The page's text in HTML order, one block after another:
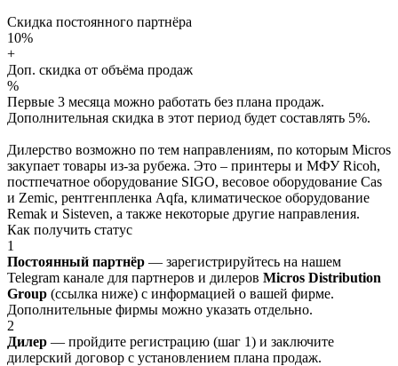
Скидка постоянного партнёра
10%
+
Доп. скидка от объёма продаж
%
Первые 3 месяца можно работать без плана продаж.
Дополнительная скидка в этот период будет составлять 5%.
Дилерство возможно по тем направлениям, по которым Micros
закупает товары из-за рубежа. Это – принтеры и МФУ Ricoh,
постпечатное оборудование SIGO, весовое оборудование Cas
и Zemic, рентгенпленка Aqfa, климатическое оборудование
Remak и Sisteven, а также некоторые другие направления.
Как получить статус
1
Постоянный партнёр — зарегистрируйтесь на нашем
Telegram канале для партнеров и дилеров Micros Distribution
Group (ссылка ниже) с информацией о вашей фирме.
Дополнительные фирмы можно указать отдельно.
2
Дилер — пройдите регистрацию (шаг 1) и заключите
дилерский договор с установлением плана продаж.